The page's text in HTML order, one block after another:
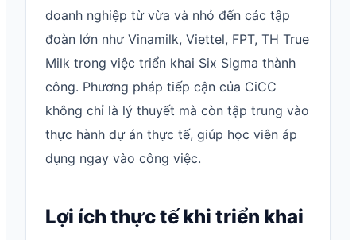
doanh nghiệp từ vừa và nhỏ đến các tập
đoàn lớn như Vinamilk, Viettel, FPT, TH True
Milk trong việc triển khai Six Sigma thành
công. Phương pháp tiếp cận của CiCC
không chỉ là lý thuyết mà còn tập trung vào
thực hành dự án thực tế, giúp học viên áp
dụng ngay vào công việc.
Lợi ích thực tế khi triển khai